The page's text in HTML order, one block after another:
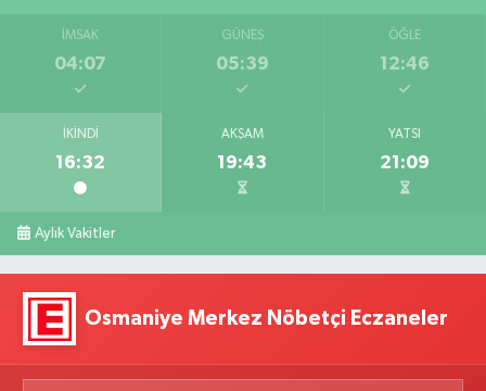
İMSAK
04:07
GÜNEŞ
05:39
ÖĞLE
12:46
İKINDI
16:32
AKŞAM
19:43
YATSI
21:09
Aylık Vakitler
Osmaniye Merkez Nöbetçi Eczaneler